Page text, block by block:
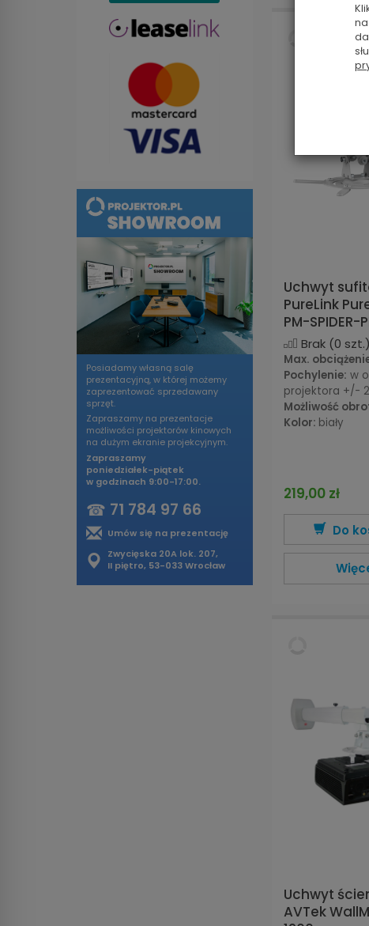
Uchwyt
PureLink
PM-SPIDER-
Brak(0 szt.)
Max.
Pochylenie: w
projektora +/-
Możliwość
Kolor: biały
219,00 zł
Do
Uchwyt
AVTek
Posiadamy własną salę
prezentacyjną, w której możemy
zaprezentować sprzedawany
sprzęt.
Zapraszamy na prezentacje
możliwości projektorów kinowych
na dużym ekranie projekcyjnym.
Zapraszamy
poniedziałek-piątek
w godzinach 9:00-17:00.
☎ 71 784 97 66
Umów się na prezentację
Zwycięska 20A lok. 207,
II piętro, 53-033 Wrocław